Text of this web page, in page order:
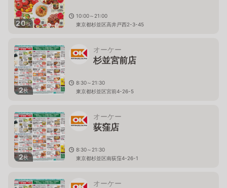
20枚
10:00～21:00
東京都杉並区高井戸西2-3-45
2枚
オーケー
杉並宮前店
8:30～21:30
東京都杉並区宮前4-26-5
2枚
オーケー
荻窪店
8:30～21:30
東京都杉並区南荻窪4-26-1
オーケー